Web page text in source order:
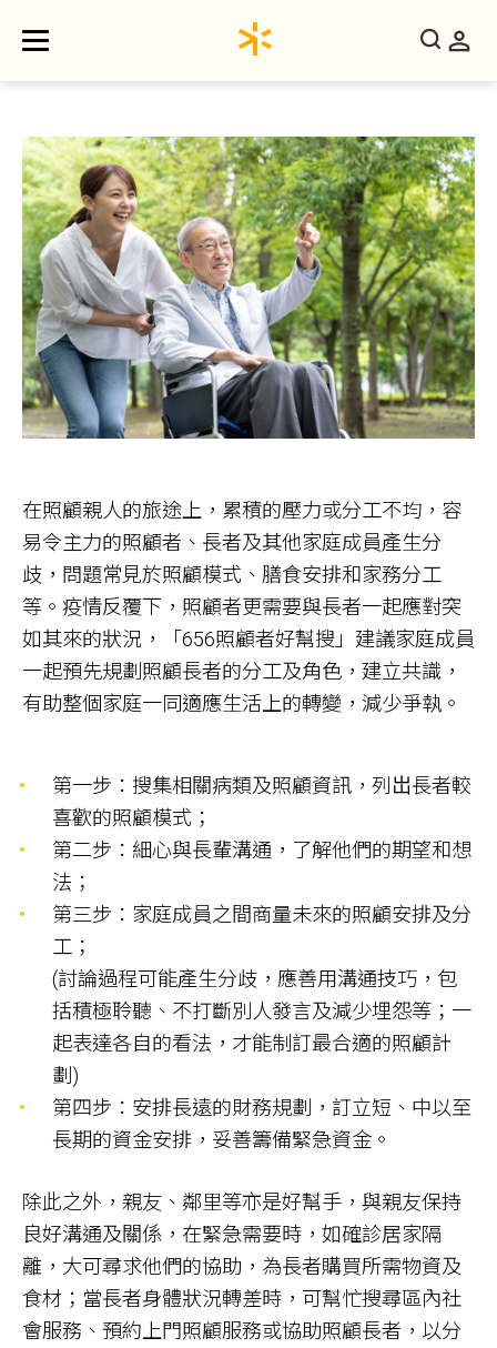
在照顧親人的旅途上，累積的壓力或分工不均，容
易令主力的照顧者、長者及其他家庭成員產生分
歧，問題常見於照顧模式、膳食安排和家務分工
等。疫情反覆下，照顧者更需要與長者一起應對突
如其來的狀況，「656照顧者好幫搜」建議家庭成員
一起預先規劃照顧長者的分工及角色，建立共識，
有助整個家庭一同適應生活上的轉變，減少爭執。
第一步：搜集相關病類及照顧資訊，列岀長者較
喜歡的照顧模式；
第二步：細心與長輩溝通，了解他們的期望和想
法；
第三步：家庭成員之間商量未來的照顧安排及分
工；
(討論過程可能產生分歧，應善用溝通技巧，包
括積極聆聽、不打斷別人發言及減少埋怨等；一
起表達各自的看法，才能制訂最合適的照顧計
劃)
第四步：安排長遠的財務規劃，訂立短、中以至
長期的資金安排，妥善籌備緊急資金。
除此之外，親友、鄰里等亦是好幫手，與親友保持
良好溝通及關係，在緊急需要時，如確診居家隔
離，大可尋求他們的協助，為長者購買所需物資及
食材；當長者身體狀況轉差時，可幫忙搜尋區內社
會服務、預約上門照顧服務或協助照顧長者，以分